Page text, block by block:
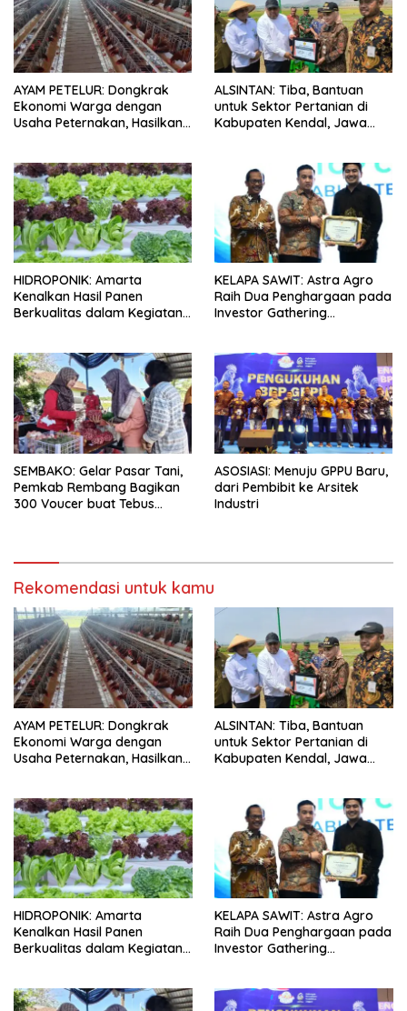
AYAM PETELUR: Dongkrak
Ekonomi Warga dengan
Usaha Peternakan, Hasilkan
ALSINTAN: Tiba, Bantuan
untuk Sektor Pertanian di
Kabupaten Kendal, Jawa
HIDROPONIK: Amarta
Kenalkan Hasil Panen
Berkualitas dalam Kegiatan
KELAPA SAWIT: Astra Agro
Raih Dua Penghargaan pada
Investor Gathering
SEMBAKO: Gelar Pasar Tani,
Pemkab Rembang Bagikan
300 Voucer buat Tebus
ASOSIASI: Menuju GPPU Baru,
dari Pembibit ke Arsitek
Industri
Rekomendasi untuk kamu
AYAM PETELUR: Dongkrak
Ekonomi Warga dengan
Usaha Peternakan, Hasilkan
ALSINTAN: Tiba, Bantuan
untuk Sektor Pertanian di
Kabupaten Kendal, Jawa
HIDROPONIK: Amarta
Kenalkan Hasil Panen
Berkualitas dalam Kegiatan
KELAPA SAWIT: Astra Agro
Raih Dua Penghargaan pada
Investor Gathering